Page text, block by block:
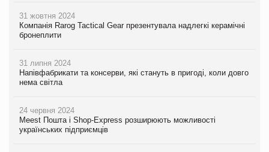
31 жовтня 2024
Компанія Rarog Tactical Gear презентувала надлегкі керамічні
бронеплити
31 липня 2024
Напівфабрикати та консерви, які стануть в пригоді, коли довго
нема світла
24 червня 2024
Meest Пошта і Shop-Express розширюють можливості
українських підприємців